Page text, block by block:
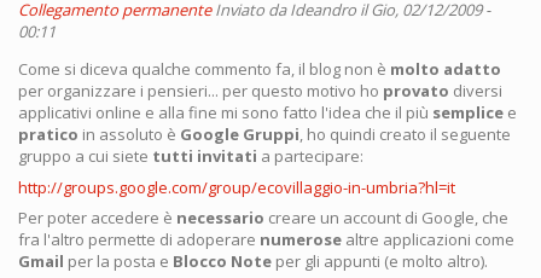
Collegamento permanente Inviato daIdeandro il Gio, 02/12/2009 -
00:11
Come si diceva qualche commento fa, il blog non è molto adatto
per organizzare i pensieri... per questo motivo ho provato diversi
applicativi online e alla fine mi sono fatto l'idea che il più semplice e
pratico in assoluto è Google Gruppi , ho quindi creato il seguente
gruppo a cui siete tutti invitati a partecipare:
http://groups.google.com/group/ecovillaggio-in-umbria?hl=it
Per poter accedere è necessario creare un account di Google, che
fra l'altro permette di adoperare numerose altre applicazioni come
Gmail per la posta e Blocco Note per gli appunti (e molto altro).